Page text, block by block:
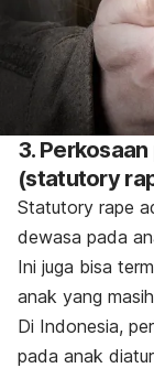
3.
(statutory
Statutory rape
dewasa pada
Ini juga bisa
anak yang
Di Indonesia,
pada anak